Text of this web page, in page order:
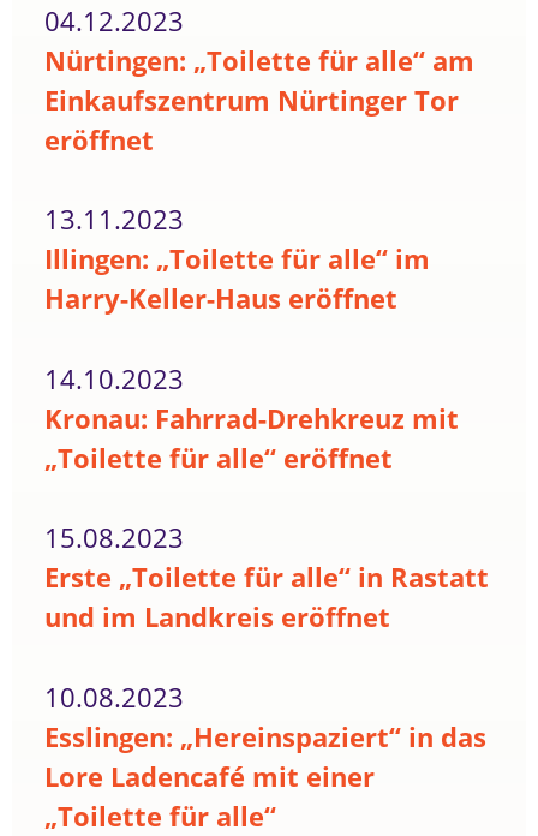
04.12.2023
Nürtingen: „Toilette für alle“ am
Einkaufszentrum Nürtinger Tor
eröffnet
13.11.2023
Illingen: „Toilette für alle“ im
Harry-Keller-Haus eröffnet
14.10.2023
Kronau: Fahrrad-Drehkreuz mit
„Toilette für alle“ eröffnet
15.08.2023
Erste „Toilette für alle“ in Rastatt
und im Landkreis eröffnet
10.08.2023
Esslingen: „Hereinspaziert“ in das
Lore Ladencafé mit einer
„Toilette für alle“